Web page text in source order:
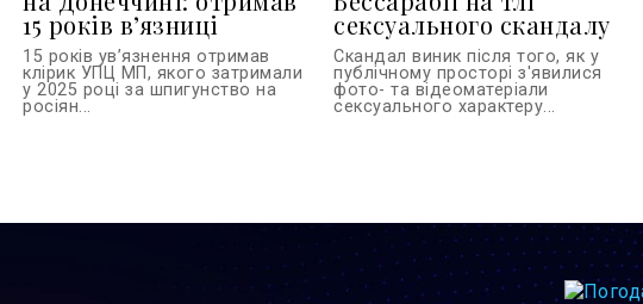
15 років вʼязниці
15 років увʼязнення отримав
клірик УПЦ МП, якого затримали
у 2025 році за шпигунство на
росіян...
сексуального скандалу
Скандал виник після того, як у
публічному просторі з'явилися
фото- та відеоматеріали
сексуального характеру...